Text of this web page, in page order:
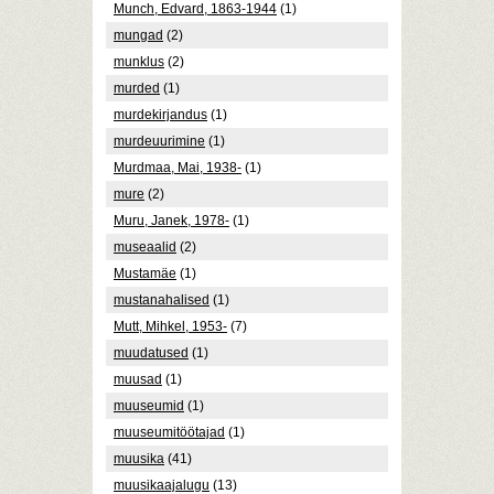
Munch, Edvard, 1863-1944 (1)
mungad (2)
munklus (2)
murded (1)
murdekirjandus (1)
murdeuurimine (1)
Murdmaa, Mai, 1938- (1)
mure (2)
Muru, Janek, 1978- (1)
museaalid (2)
Mustamäe (1)
mustanahalised (1)
Mutt, Mihkel, 1953- (7)
muudatused (1)
muusad (1)
muuseumid (1)
muuseumitöötajad (1)
muusika (41)
muusikaajalugu (13)